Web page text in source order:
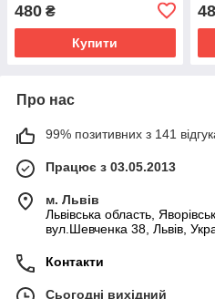
480 ₴
Купити
Про нас
99% позитивних з 141
Працює з 03.05.2013
м. Львів
Львівська область,
вул.Шевченка 38, Львів,
Контакти
Сьогодні вихідний